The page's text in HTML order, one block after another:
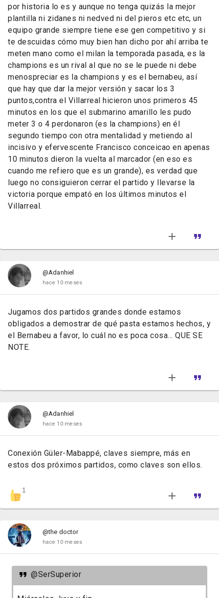
por historia lo es y aunque no tenga quizás la mejor
plantilla ni zidanes ni nedved ni del pieros etc etc, un
equipo grande siempre tiene ese gen competitivo y si
te descuidas cómo muy bien han dicho por ahí arriba te
meten mano como el milan la temporada pasada, es la
champions es un rival al que no se le puede ni debe
menospreciar es la champions y es el bernabeu, así
que hay que dar la mejor versión y sacar los 3
puntos,contra el Villarreal hicieron unos primeros 45
minutos en los que el submarino amarillo les pudo
meter 3 o 4 perdonaron (es la champions) en él
segundo tiempo con otra mentalidad y metiendo al
incisivo y efervescente Francisco conceicao en apenas
10 minutos dieron la vuelta al marcador (en eso es
cuando me refiero que es un grande), es verdad que
luego no consiguieron cerrar el partido y llevarse la
victoria porque empató en los últimos minutos el
Villarreal.
@Adanhiel
hace 10 meses
Jugamos dos partidos grandes donde estamos
obligados a demostrar de qué pasta estamos hechos, y
el Bernabeu a favor, lo cuál no es poca cosa... QUE SE
NOTE.
@Adanhiel
hace 10 meses
Conexión Güler-Mabappé, claves siempre, más en
estos dos próximos partidos, como claves son ellos.
1
@the doctor
hace 10 meses
@SerSuperior